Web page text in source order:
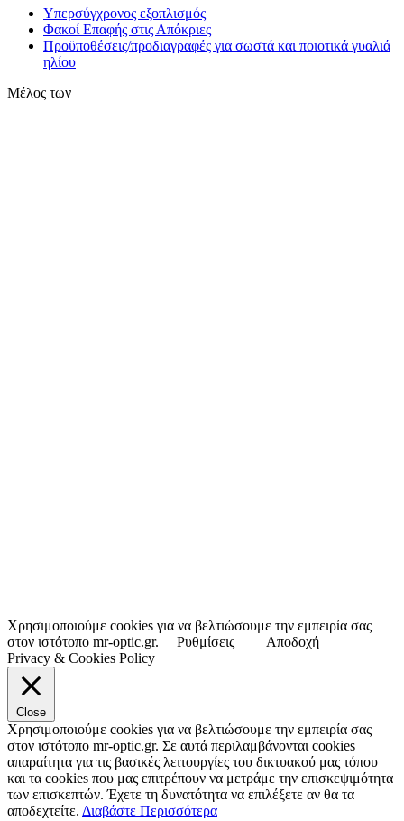
Υπερσύγχρονος εξοπλισμός
Φακοί Επαφής στις Απόκριες
Προϋποθέσεις/προδιαγραφές για σωστά και ποιοτικά γυαλιά
ηλίου
Μέλος των
Χρησιμοποιούμε cookies για να βελτιώσουμε την εμπειρία σας
στον ιστότοπο mr-optic.gr.
Ρυθμίσεις
Αποδοχή
Privacy & Cookies Policy
Close
Χρησιμοποιούμε cookies για να βελτιώσουμε την εμπειρία σας
στον ιστότοπο mr-optic.gr. Σε αυτά περιλαμβάνονται cookies
απαραίτητα για τις βασικές λειτουργίες του δικτυακού μας τόπου
και τα cookies που μας επιτρέπουν να μετράμε την επισκεψιμότητα
των επισκεπτών. Έχετε τη δυνατότητα να επιλέξετε αν θα τα
αποδεχτείτε. Διαβάστε Περισσότερα